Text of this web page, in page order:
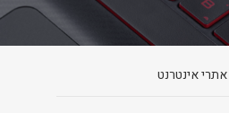
אינטרנט